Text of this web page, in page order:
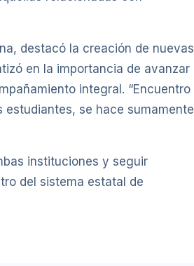
destacó la creación de nuevas
en la importancia de avanzar
integral. “Encuentro
se hace sumamente
instituciones y seguir
del sistema estatal de